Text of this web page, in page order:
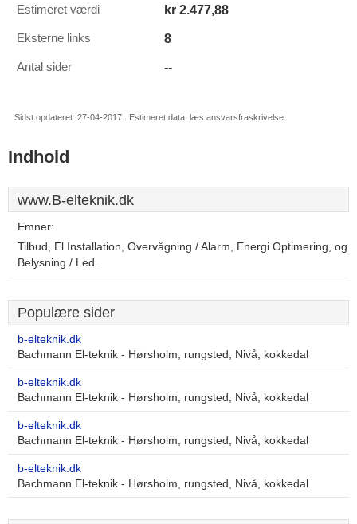
Estimeret værdi kr 2.477,88
Eksterne links 8
Antal sider --
Sidst opdateret: 27-04-2017 . Estimeret data, læs ansvarsfraskrivelse.
Indhold
www.B-elteknik.dk
Emner:
Tilbud, El Installation, Overvågning / Alarm, Energi Optimering, og
Belysning / Led.
Populære sider
b-elteknik.dk
Bachmann El-teknik - Hørsholm, rungsted, Nivå, kokkedal
b-elteknik.dk
Bachmann El-teknik - Hørsholm, rungsted, Nivå, kokkedal
b-elteknik.dk
Bachmann El-teknik - Hørsholm, rungsted, Nivå, kokkedal
b-elteknik.dk
Bachmann El-teknik - Hørsholm, rungsted, Nivå, kokkedal